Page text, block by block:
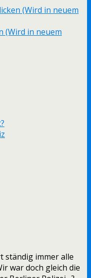
(Wird in neuem
(Wird in neuem
ständig immer alle
war doch gleich die